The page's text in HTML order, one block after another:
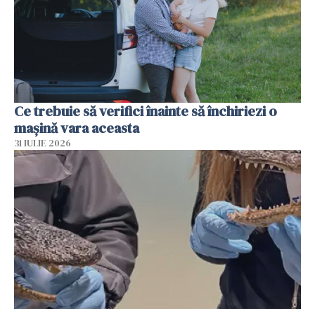
Ce trebuie să verifici înainte să închiriezi o
mașină vara aceasta
31 IULIE 2026